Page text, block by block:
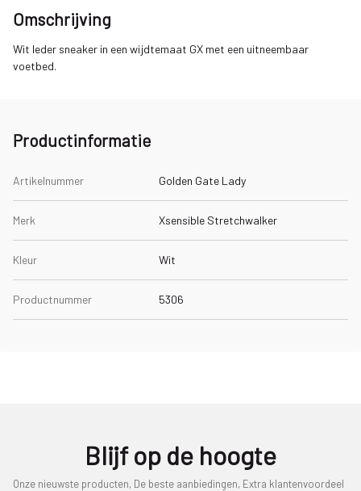
Omschrijving
Wit leder sneaker in een wijdtemaat GX met een uitneembaar
voetbed.
Productinformatie
Artikelnummer Golden Gate Lady
Merk Xsensible Stretchwalker
Kleur Wit
Productnummer 5306
Blijf op de hoogte
Onze nieuwste producten, De beste aanbiedingen, Extra klantenvoordeel